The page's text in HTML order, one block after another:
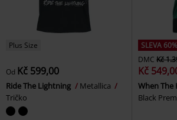
Plus Size
Od Kč 599,00
Ride The Lightning
Metallica
Tričko
SLEVA 60%
DMC Kč
Kč
When The
Black